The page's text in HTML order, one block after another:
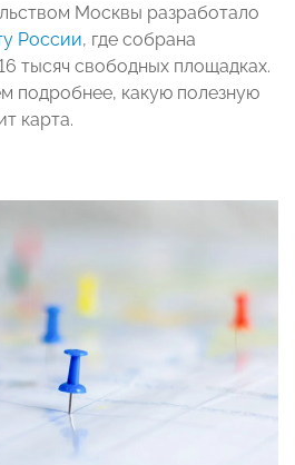
Москвы разработало
России, где собрана
тысяч свободных площадках.
подробнее, какую полезную
карта.